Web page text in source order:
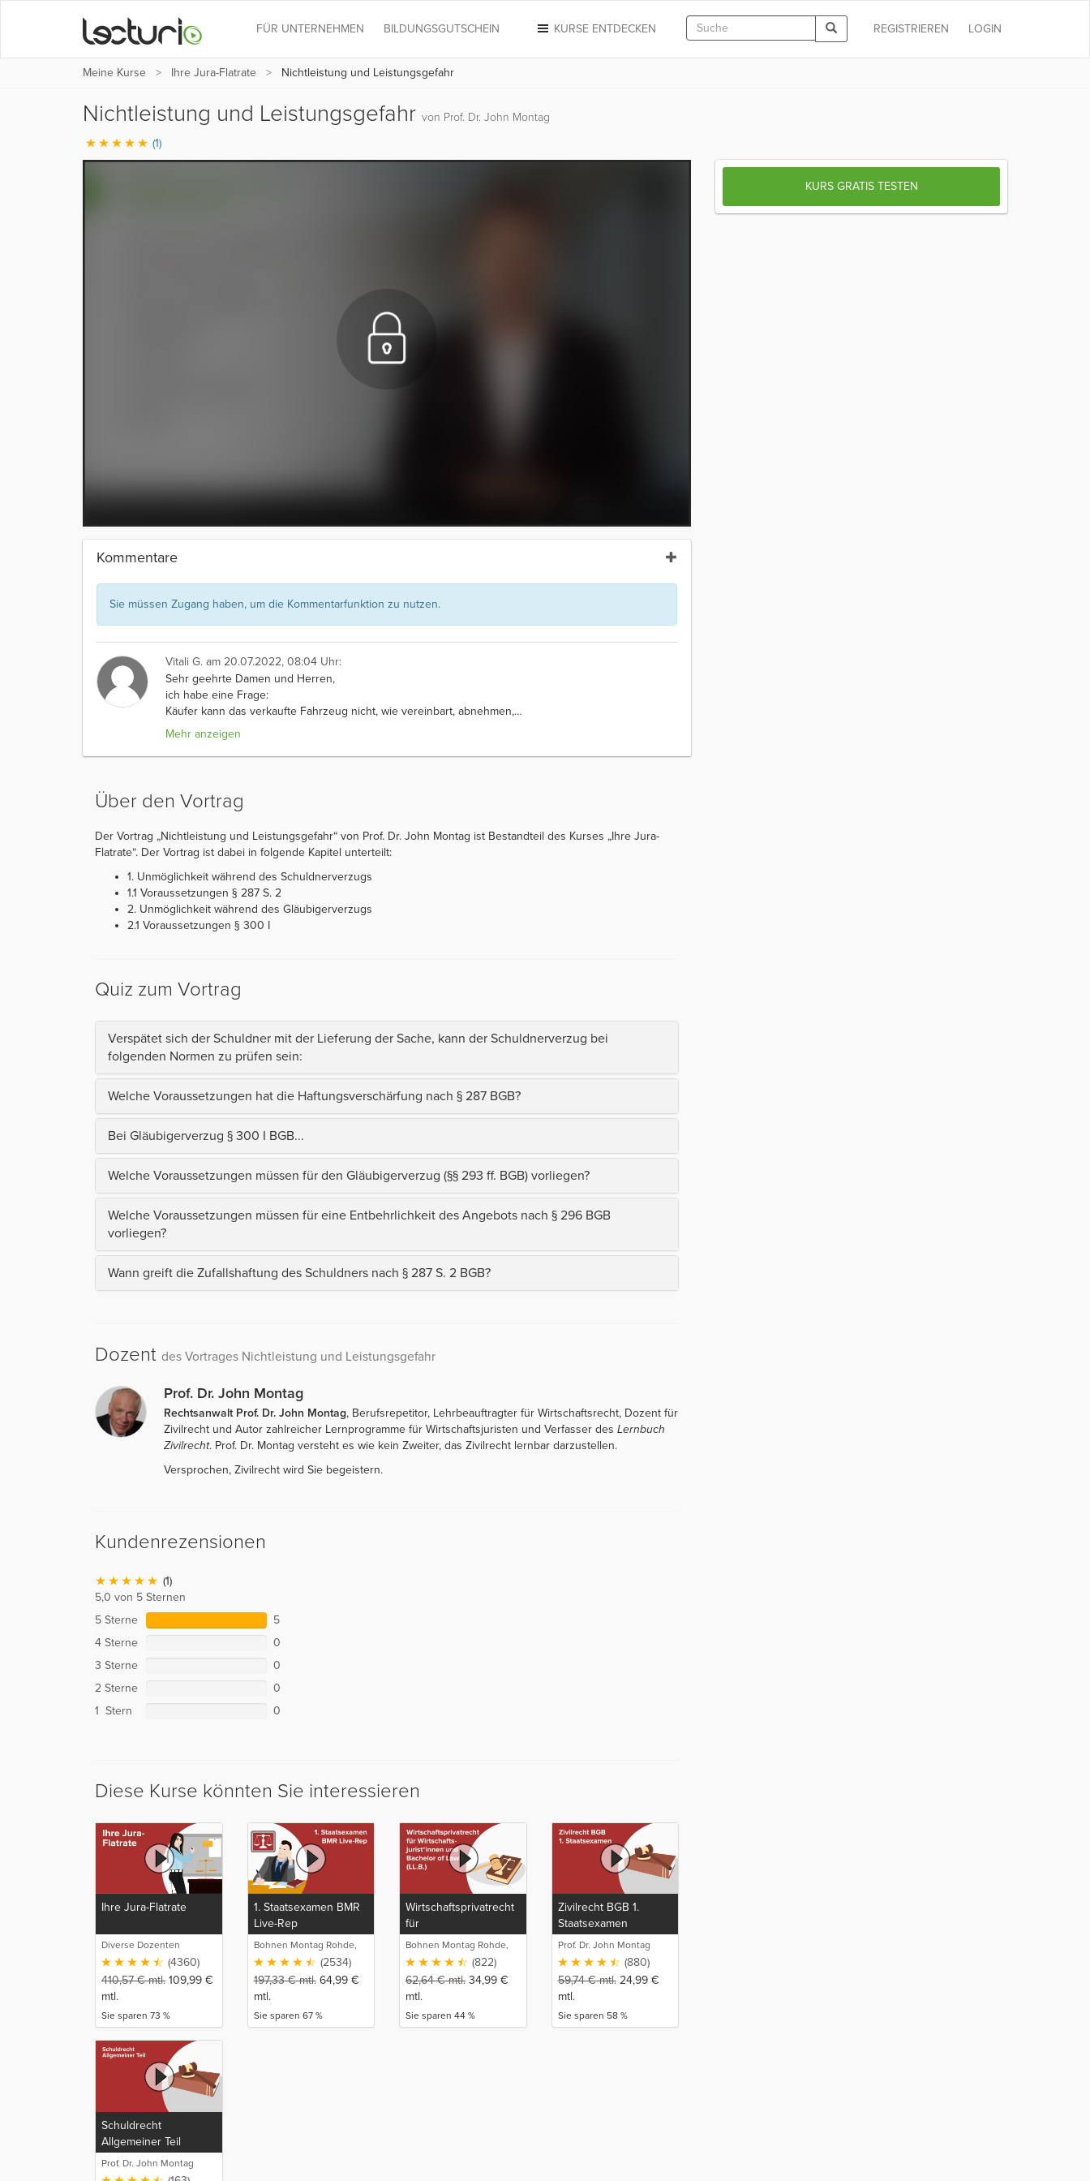
LOGIN
REGISTRIEREN
KURSE ENTDECKEN
FÜR UNTERNEHMEN BILDUNGSGUTSCHEIN
Meine Kurse Ihre Jura-Flatrate Nichtleistung und Leistungsgefahr
Nichtleistung und Leistungsgefahr von Prof. Dr. John Montag
(1)
Kommentare
Sie müssen Zugang haben, um die Kommentarfunktion zu nutzen.
Vitali G. am 20.07.2022, 08:04 Uhr:
Sehr geehrte Damen und Herren,
ich habe eine Frage:
Käufer kann das verkaufte Fahrzeug nicht, wie vereinbart, abnehmen,…
Mehr anzeigen
Über den Vortrag
Der Vortrag „Nichtleistung und Leistungsgefahr“ von Prof. Dr. John Montag ist Bestandteil des Kurses „Ihre Jura-
Flatrate“. Der Vortrag ist dabei in folgende Kapitel unterteilt:
1. Unmöglichkeit während des Schuldnerverzugs
1.1 Voraussetzungen § 287 S. 2
2. Unmöglichkeit während des Gläubigerverzugs
2.1 Voraussetzungen § 300 I
Quiz zum Vortrag
Verspätet sich der Schuldner mit der Lieferung der Sache, kann der Schuldnerverzug bei
folgenden Normen zu prüfen sein:
Welche Voraussetzungen hat die Haftungsverschärfung nach § 287 BGB?
Bei Gläubigerverzug § 300 I BGB...
Welche Voraussetzungen müssen für den Gläubigerverzug (§§ 293 ff. BGB) vorliegen?
Welche Voraussetzungen müssen für eine Entbehrlichkeit des Angebots nach § 296 BGB
vorliegen?
Wann greift die Zufallshaftung des Schuldners nach § 287 S. 2 BGB?
Dozent des Vortrages Nichtleistung und Leistungsgefahr
Prof. Dr. John Montag
Rechtsanwalt Prof. Dr. John Montag, Berufsrepetitor, Lehrbeauftragter für Wirtschaftsrecht, Dozent für
Zivilrecht und Autor zahlreicher Lernprogramme für Wirtschaftsjuristen und Verfasser des Lernbuch
Zivilrecht. Prof. Dr. Montag versteht es wie kein Zweiter, das Zivilrecht lernbar darzustellen.
Versprochen, Zivilrecht wird Sie begeistern.
Kundenrezensionen
(1)
5,0 von 5 Sternen
5 Sterne
5
4 Sterne
0
3 Sterne
0
2 Sterne
0
1 Stern
0
Diese Kurse könnten Sie interessieren
Ihre Jura-Flatrate
Diverse Dozenten
(4360)
410,57€mtl. 109,99 €
mtl.
Sie sparen 73 %
1. Staatsexamen BMR
Live-Rep
Bohnen Montag Rohde,
Juristische
(2534)
197,33€mtl. 64,99 €
mtl.
Sie sparen 67 %
Wirtschaftsprivatrecht
für
Wirtschaftsjurist*innen
und Bachelor of Laws
Bohnen Montag Rohde,
Juristische
(822)
62,64€mtl. 34,99 €
mtl.
Sie sparen 44 %
Zivilrecht BGB 1.
Staatsexamen
Prof. Dr. John Montag
(880)
59,74€mtl. 24,99 €
mtl.
Sie sparen 58 %
Schuldrecht
Allgemeiner Teil
Prof. Dr. John Montag
KURS GRATIS TESTEN